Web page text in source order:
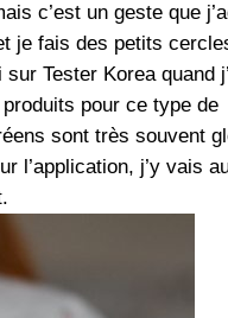
c’est un geste que
je fais des petits
Tester Korea quand
pour ce type de
sont très souvent
l’application, j’y vais